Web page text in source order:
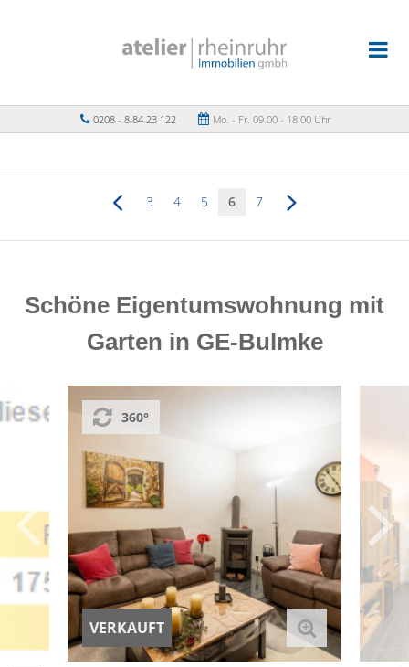
0208 - 8 84 23 122 Mo. - Fr. 09.00 - 18.00 Uhr
3 4 5 6 7
Schöne Eigentumswohnung mit
Garten in GE-Bulmke
VERKAUFT
360°